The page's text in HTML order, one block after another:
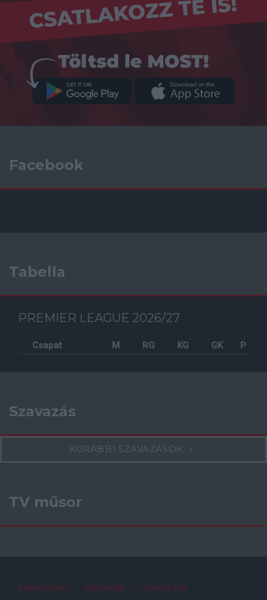
Facebook
Tabella
PREMIER LEAGUE 2026/27
Csapat M RG KG GK P
Szavazás
KORÁBBI SZAVAZÁSOK
TV műsor
Impresszum Kapcsolat
Szerzői jog